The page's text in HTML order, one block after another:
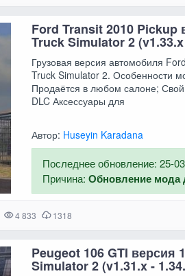
Ford Transit 2010 Pickup
Truck Simulator 2
Грузовая версия автомобиля
Truck Simulator 2. Особенности
Продаётся в любом салоне;
DLC Аксессуары для
Автор: Huseyin Karadana
Последнее обновление: 25-
Причина:Обновление мода
4 833 1318
Peugeot 106 GTI версия
Simulator 2 (v1.31.x -